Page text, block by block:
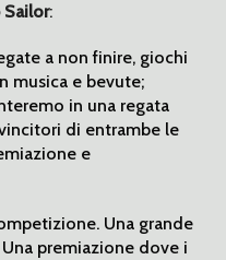
Sailor:
a non finire, giochi
musica e bevute;
in una regata
di entrambe le
e
Una grande
premiazione dove i